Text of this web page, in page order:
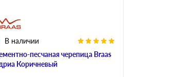
песчаная черепица Braas
Коричневый
В наличии